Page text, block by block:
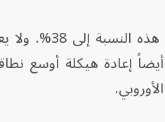
وبحلول عام
إعادة هيكلة أوسع